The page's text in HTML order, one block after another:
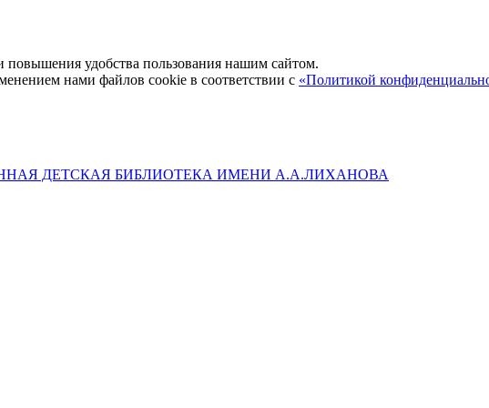
удобства пользования нашим сайтом.
нами файлов cookie в соответствии с «Политикой
ДЕТСКАЯ БИБЛИОТЕКА ИМЕНИ А.А.ЛИХАНОВА